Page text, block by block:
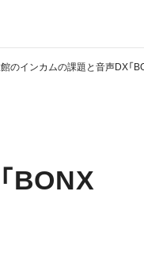
のインカムの課題と音声DX「
BONX